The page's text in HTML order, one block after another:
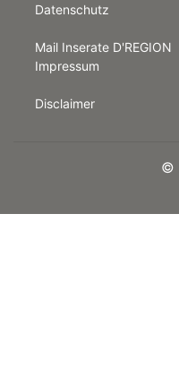
Datenschutz
Mail Inserate D'REGION
Impressum
Disclaimer
©